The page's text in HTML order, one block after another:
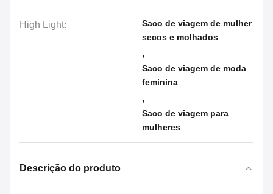
High Light:
Saco de viagem de mulher
secos e molhados
,
Saco de viagem de moda
feminina
,
Saco de viagem para
mulheres
Descrição do produto